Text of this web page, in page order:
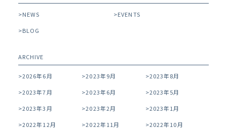
NEWS
EVENTS
BLOG
ARCHIVE
2026年6月 2023年9月
2023年8月
2023年7月
2023年6月
2023年5月
2023年3月
2023年2月
2023年1月
2022年12月
2022年11月
2022年10月